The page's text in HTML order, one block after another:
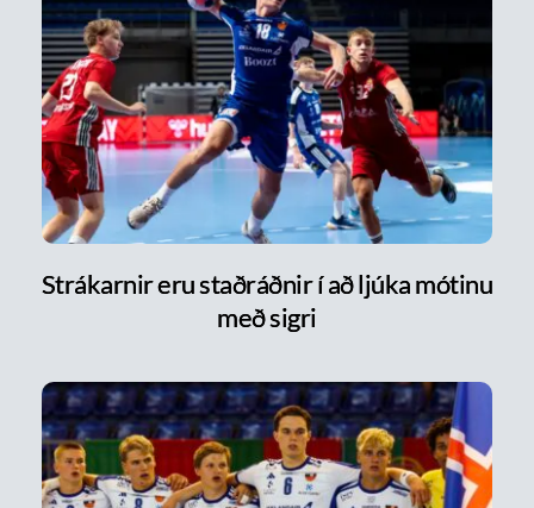
Strákarnir eru staðráðnir í að ljúka mótinu
með sigri